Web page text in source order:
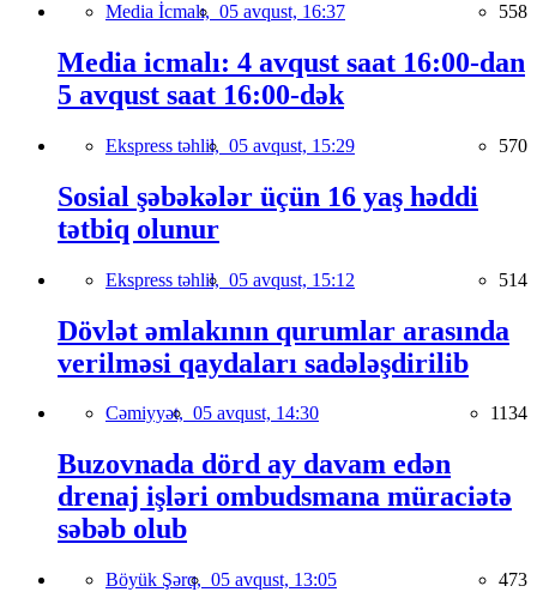
Media İcmalı, 05 avqust, 16:37 558
Media icmalı: 4 avqust saat 16:00-dan
5 avqust saat 16:00-dək
Ekspress təhlil, 05 avqust, 15:29 570
Sosial şəbəkələr üçün 16 yaş həddi
tətbiq olunur
Ekspress təhlil, 05 avqust, 15:12 514
Dövlət əmlakının qurumlar arasında
verilməsi qaydaları sadələşdirilib
Cəmiyyət, 05 avqust, 14:30 1134
Buzovnada dörd ay davam edən
drenaj işləri ombudsmana müraciətə
səbəb olub
Böyük Şərq, 05 avqust, 13:05 473